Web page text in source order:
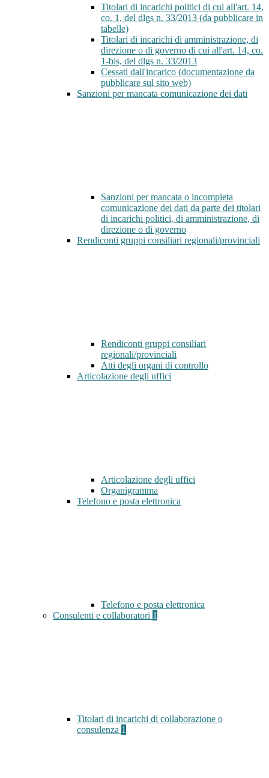
Titolari di incarichi politici di cui all'art. 14,
co. 1, del dlgs n. 33/2013 (da pubblicare in
tabelle)
Titolari di incarichi di amministrazione, di
direzione o di governo di cui all'art. 14, co.
1-bis, del dlgs n. 33/2013
Cessati dall'incarico (documentazione da
pubblicare sul sito web)
Sanzioni per mancata comunicazione dei dati
Sanzioni per mancata o incompleta
comunicazione dei dati da parte dei titolari
di incarichi politici, di amministrazione, di
direzione o di governo
Rendiconti gruppi consiliari regionali/provinciali
Rendiconti gruppi consiliari
regionali/provinciali
Atti degli organi di controllo
Articolazione degli uffici
Articolazione degli uffici
Organigramma
Telefono e posta elettronica
Telefono e posta elettronica
Consulenti e collaboratori 1
Titolari di incarichi di collaborazione o
consulenza 1